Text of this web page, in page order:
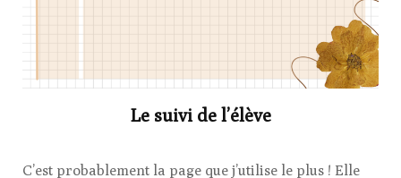
Le suivi de l’élève
C’est probablement la page que j’utilise le plus ! Elle